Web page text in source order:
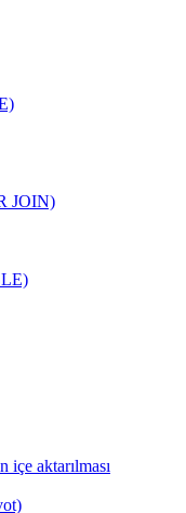
JOIN)
aktarılması